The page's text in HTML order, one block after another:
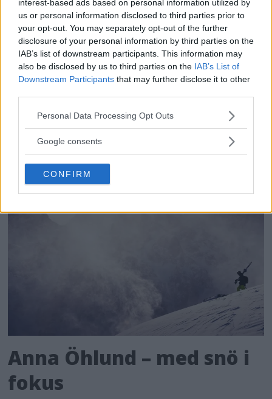
interest-based ads based on personal information utilized by
us or personal information disclosed to third parties prior to
your opt-out. You may separately opt-out of the further
disclosure of your personal information by third parties on the
IAB’s list of downstream participants. This information may
also be disclosed by us to third parties on the IAB’s List of
Downstream Participants that may further disclose it to other
Please note that this website/app uses one or more Google
not limited to your visit or usage behaviour. You may click to
use your data for below specified purposes in below Google
consent section.
Personal Data Processing Opt Outs
Google consents
CONFIRM
GoPro Hero4 Session –
mindre och vattentät
GoPro släpper en ny actionkamera – Hero4
Session. Den är 50 procent mindre och 40
procent lättare än sin föregångare. Dessutom
har den nya kameran ett stöttåligt och
vattentätt hölje.
Anna Öhlund – med snö i
fokus